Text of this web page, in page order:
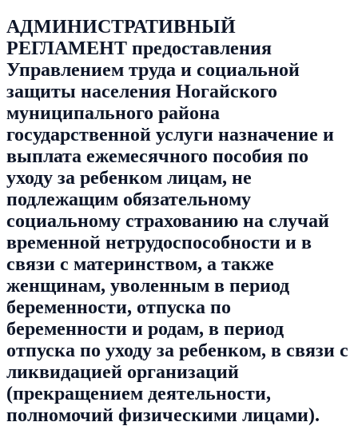
АДМИНИСТРАТИВНЫЙ
РЕГЛАМЕНТ предоставления
Управлением труда и социальной
защиты населения Ногайского
муниципального района
государственной услуги назначение и
выплата ежемесячного пособия по
уходу за ребенком лицам, не
подлежащим обязательному
социальному страхованию на случай
временной нетрудоспособности и в
связи с материнством, а также
женщинам, уволенным в период
беременности, отпуска по
беременности и родам, в период
отпуска по уходу за ребенком, в связи с
ликвидацией организаций
(прекращением деятельности,
полномочий физическими лицами).